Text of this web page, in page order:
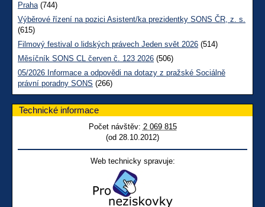
Praha(744)
Výběrové řízení na pozici Asistent/ka prezidentky SONS ČR, z. s.
(615)
Filmový festival o lidských právech Jeden svět 2026 (514)
Měsíčník SONS CL červen č. 123 2026 (506)
05/2026 Informace a odpovědi na dotazy z pražské Sociálně
právní poradny SONS (266)
Technické informace
Počet návštěv: 2 069 815
(od 28.10.2012)
Web technicky spravuje: